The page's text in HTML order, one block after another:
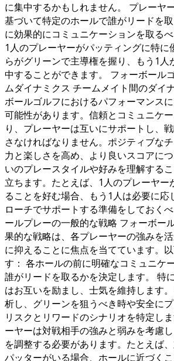
に集中するかもしれません。 プレーヤ
基づいて特定のホールで誰がリードを
に効果的にコミュニケーションを取るべ
1人のプレーヤーがパッティングに特に
らがグリーンで主導権を握り、もう1人
中することができます。 フォーボール
ムダイナミクス チームメイト間のダイ
ボールゴルフにおけるパフォーマンス
可能性があります。信頼とコミュニケ
り、プレーヤーは互いにサポートし、
さなければなりません。ポジティブな
力と楽しさを高め、より良いスコアに
いのプレースタイルや好みを理解する
立ちます。たとえば、1人のプレーヤー
ることを好む場合、もう1人は必要に応
ローチでサポートする準備をしておく
ールプレーの一般的な戦略 フォーボー
果的な戦略は、各プレーヤーの強みを
に抑えることに焦点を当てています。
す： 各ホールの前に明確なコミュニケ
誰がリードを取るかを決定します。 特
はお互いを励まし、士気を維持します
析し、グリーンを狙うべき時や安全にプ
リスクとリワードのシナリオを特定し
ーヤーは対戦相手の強みと弱みを考慮
を調整する必要があります。たとえば
パッターがいる場合、ホールに近づく